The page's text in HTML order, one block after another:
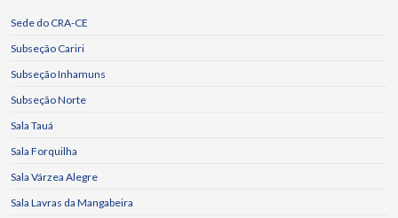
Sede do CRA-CE
Subseção Cariri
Subseção Inhamuns
Subseção Norte
Sala Tauá
Sala Forquilha
Sala Várzea Alegre
Sala Lavras da Mangabeira